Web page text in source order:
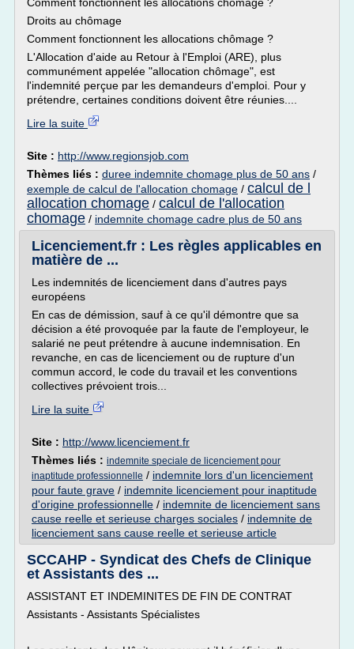
Droits au chômage
Comment fonctionnent les allocations chômage ?
L'Allocation d'aide au Retour à l'Emploi (ARE), plus
communément appelée "allocation chômage", est
l'indemnité perçue par les demandeurs d'emploi. Pour y
prétendre, certaines conditions doivent être réunies....
Lire la suite
Site : http://www.regionsjob.com
Thèmes liés : duree indemnite chomage plus de 50 ans /
exemple de calcul de l'allocation chomage / calcul de l
allocation chomage / calcul de l'allocation
chomage / indemnite chomage cadre plus de 50 ans
Licenciement.fr : Les règles applicables en
matière de ...
Les indemnités de licenciement dans d'autres pays
européens
En cas de démission, sauf à ce qu'il démontre que sa
décision a été provoquée par la faute de l'employeur, le
salarié ne peut prétendre à aucune indemnisation. En
revanche, en cas de licenciement ou de rupture d'un
commun accord, le code du travail et les conventions
collectives prévoient trois...
Lire la suite
Site : http://www.licenciement.fr
Thèmes liés : indemnite speciale de licenciement pour
inaptitude professionnelle / indemnite lors d'un licenciement
pour faute grave / indemnite licenciement pour inaptitude
d'origine professionnelle / indemnite de licenciement sans
cause reelle et serieuse charges sociales / indemnite de
licenciement sans cause reelle et serieuse article
SCCAHP - Syndicat des Chefs de Clinique
et Assistants des ...
ASSISTANT ET INDEMINITES DE FIN DE CONTRAT
Assistants - Assistants Spécialistes